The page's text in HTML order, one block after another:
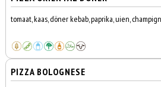
tomaat, kaas, döner kebab, paprika, uien,
PIZZA BOLOGNESE